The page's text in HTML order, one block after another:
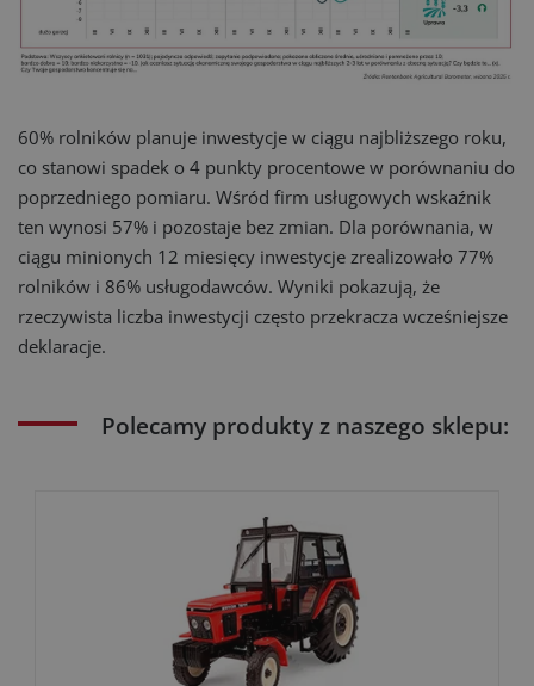
60% rolników planuje inwestycje w ciągu najbliższego roku,
co stanowi spadek o 4 punkty procentowe w porównaniu do
poprzedniego pomiaru. Wśród firm usługowych wskaźnik
ten wynosi 57% i pozostaje bez zmian. Dla porównania, w
ciągu minionych 12 miesięcy inwestycje zrealizowało 77%
rolników i 86% usługodawców. Wyniki pokazują, że
rzeczywista liczba inwestycji często przekracza wcześniejsze
deklaracje.
Polecamy produkty z naszego sklepu: